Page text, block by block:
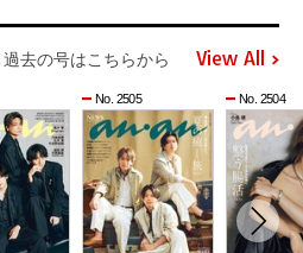
過去の号はこちらから View All
No. 2505 No. 2504